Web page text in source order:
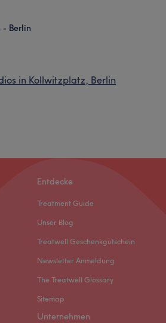
- Berlin
in Kollwitzplatz, Berlin
Entdecke
Treatment Guide
Unser Blog
Treatwell Geschenkgutschein
Newsletter Anmeldung
The Treatwell Glossary
Sitemap
Unternehmen